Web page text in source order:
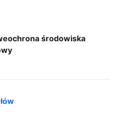
ochrona środowiska